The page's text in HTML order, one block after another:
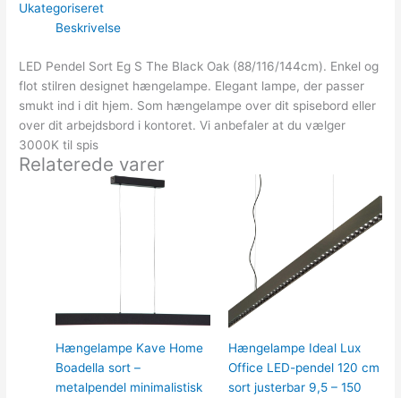
Ukategoriseret
Beskrivelse
LED Pendel Sort Eg S The Black Oak (88/116/144cm). Enkel og
flot stilren designet hængelampe. Elegant lampe, der passer
smukt ind i dit hjem. Som hængelampe over dit spisebord eller
over dit arbejdsbord i kontoret. Vi anbefaler at du vælger
3000K til spis
Relaterede varer
Hængelampe Kave Home
Boadella sort –
metalpendel minimalistisk
Hængelampe Ideal Lux
Office LED-pendel 120 cm
sort justerbar 9,5 – 150